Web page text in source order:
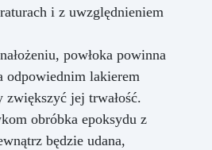
i z uwzględnieniem
powłoka powinna
odpowiednim lakierem
zwiększyć jej trwałość.
obróbka epoksydu z
będzie udana,